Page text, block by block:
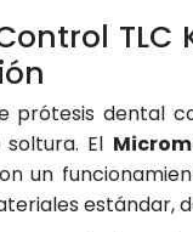
TLC
prótesis dental
El
un
estándar,